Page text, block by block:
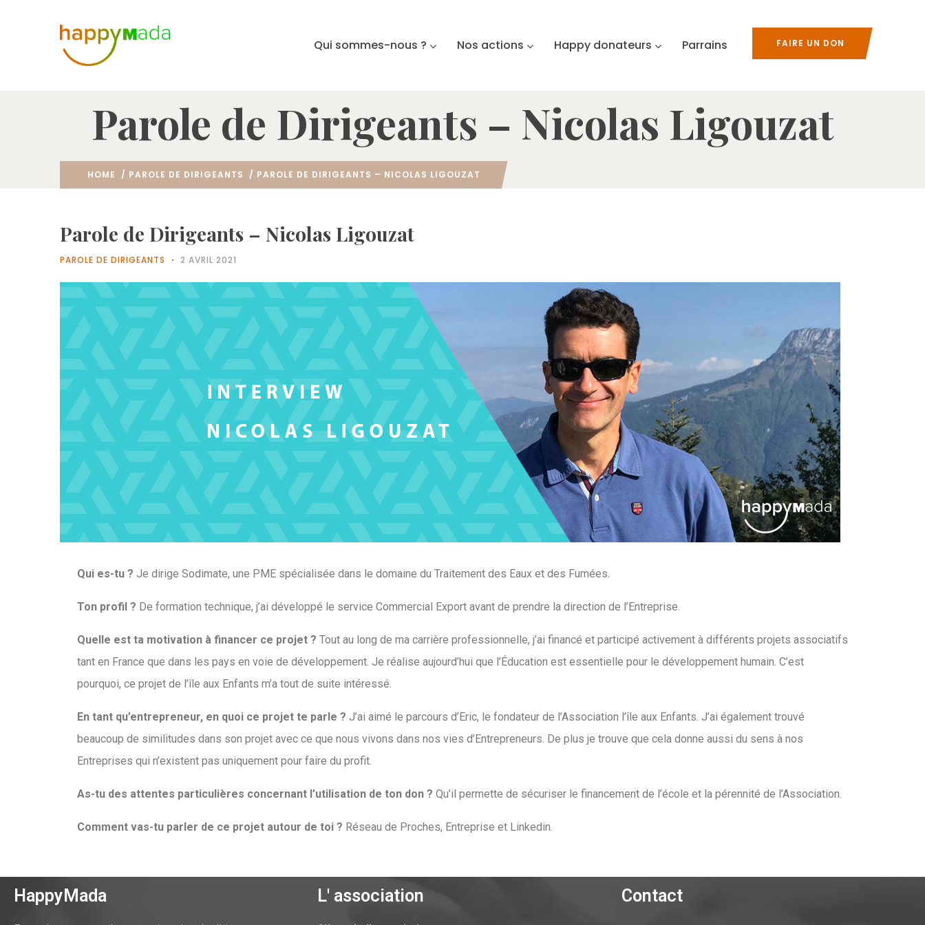
Qui sommes-nous ? Nos actions Happy donateurs Parrains FAIRE UN DON
Parole de Dirigeants – Nicolas Ligouzat
HOME / PAROLE DE DIRIGEANTS / PAROLE DE DIRIGEANTS – NICOLAS LIGOUZAT
Parole de Dirigeants – Nicolas Ligouzat
PAROLE DE DIRIGEANTS 2 AVRIL 2021
Qui es-tu ? Je dirige Sodimate, une PME spécialisée dans le domaine du Traitement des Eaux et des Fumées.
Ton profil ? De formation technique, j’ai développé le service Commercial Export avant de prendre la direction de l’Entreprise.
Quelle est ta motivation à financer ce projet ? Tout au long de ma carrière professionnelle, j’ai financé et participé activement à différents projets associatifs
tant en France que dans les pays en voie de développement. Je réalise aujourd’hui que l’Éducation est essentielle pour le développement humain. C’est
pourquoi, ce projet de l’île aux Enfants m’a tout de suite intéressé.
En tant qu’entrepreneur, en quoi ce projet te parle ? J’ai aimé le parcours d’Eric, le fondateur de l’Association l’île aux Enfants. J’ai également trouvé
beaucoup de similitudes dans son projet avec ce que nous vivons dans nos vies d’Entrepreneurs. De plus je trouve que cela donne aussi du sens à nos
Entreprises qui n’existent pas uniquement pour faire du profit.
As-tu des attentes particulières concernant l’utilisation de ton don ? Qu’il permette de sécuriser le financement de l’école et la pérennité de l’Association.
Comment vas-tu parler de ce projet autour de toi ? Réseau de Proches, Entreprise et Linkedin.
HappyMada L' association Contact